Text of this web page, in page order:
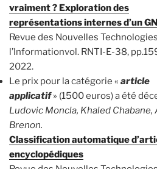
vraiment ? Exploration des
représentations internes d’un
Revue des Nouvelles
l’Informationvol. RNTI-E-38,
2022.
Le prix pour la catégorie « article
applicatif» (1500 euros) a été
Ludovic Moncla, Khaled Chabane,
Brenon.
Classification automatique
encyclopédiques